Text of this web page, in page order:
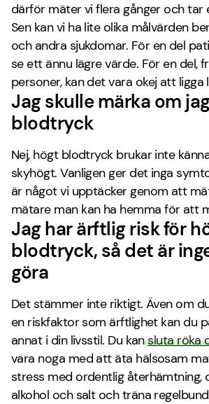
därför mäter vi flera gånger och tar
Sen kan vi ha lite olika målvärden
och andra sjukdomar. För en del
se ett ännu lägre värde. För en del,
personer, kan det vara okej att ligga
Jag skulle märka om
blodtryck
Nej, högt blodtryck brukar inte
skyhögt. Vanligen ger det inga
är något vi upptäcker genom att
mätare man kan ha hemma för att
Jag har ärftlig risk för
blodtryck, så det är
göra
Det stämmer inte riktigt. Även om
en riskfaktor som ärftlighet kan du
annat i din livsstil. Du kansluta röka
vara noga med att äta hälsosam
stress med ordentlig återhämtning,
alkohol och salt och träna